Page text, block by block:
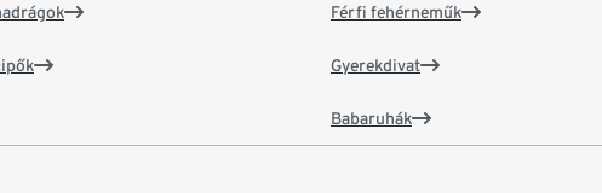
Férfi fehérneműk
Gyerekdivat
Babaruhák